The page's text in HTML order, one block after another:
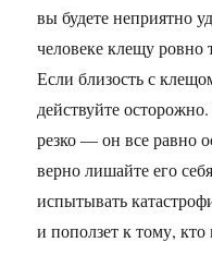
вы будете неприятно
человеке клещу
Если близость с
действуйте
резко — он все равно
верно лишайте его
испытывать
и поползет к тому,